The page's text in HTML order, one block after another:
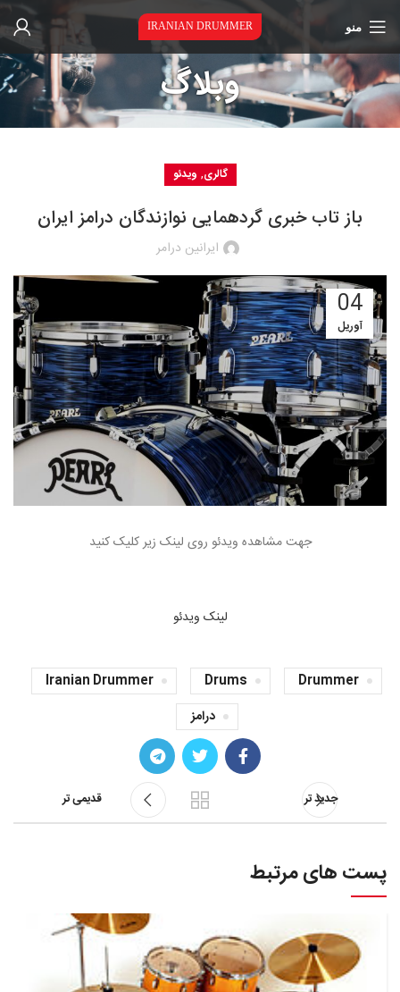
منو IRANIAN DRUMMER
وبلاگ
گالری, ویدئو
باز تاب خبری گردهمایی نوازندگان درامز ایران
ایرانین درامر
04
آوریل
جهت مشاهده ویدئو روی لینک زیر کلیک کنید
لینک ویدئو
Drummer
Drums
Iranian Drummer
درامز
جدید تر قدیمی تر
پست های مرتبط